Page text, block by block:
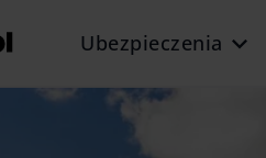
Ubezpieczenia